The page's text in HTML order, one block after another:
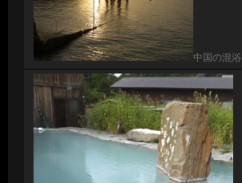
中国の混